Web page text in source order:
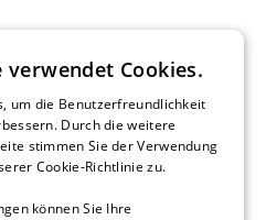
verwendet Cookies.
um die Benutzerfreundlichkeit
Durch die weitere
stimmen Sie der Verwendung
Cookie-Richtlinie zu.
können Sie Ihre